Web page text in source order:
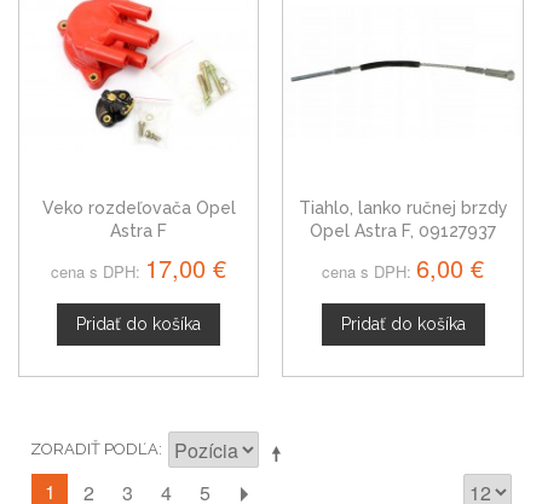
Veko rozdeľovača Opel
Astra F
cena s DPH: 17,00 €
Pridať do košíka
Tiahlo, lanko ručnej brzdy
Opel Astra F, 09127937
cena s DPH: 6,00 €
Pridať do košíka
ZORADIŤ PODĽA
1 2 3 4 5